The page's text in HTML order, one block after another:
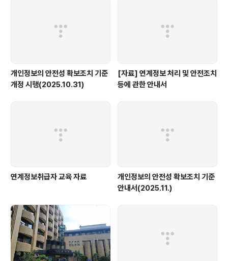
개인정보의 안전성 확보조치 기준
개정 시행(2025.10.31)
[자료] 연계정보 처리 및 안전조치
등에 관한 안내서
연계정보취급자 교육 자료
개인정보의 안전성 확보조치 기준
안내서(2025.11.)